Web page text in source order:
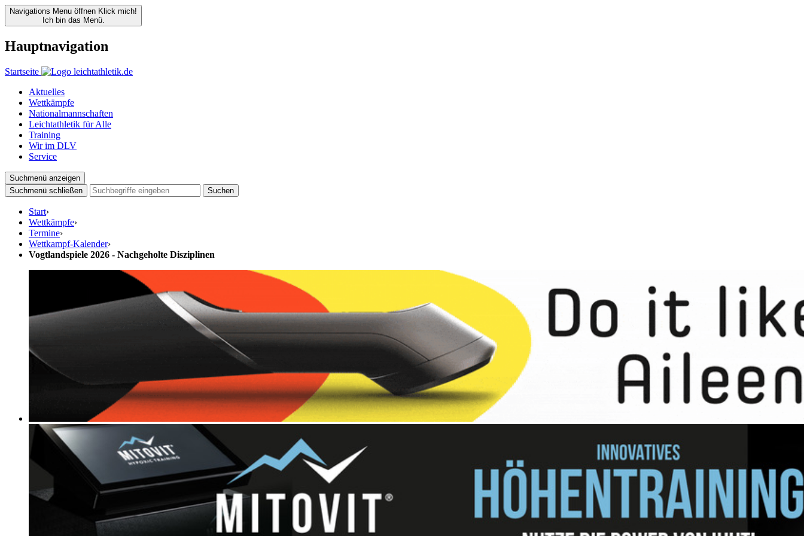
Navigations Menu öffnen Klick mich!
Ich bin das Menü.
Hauptnavigation
Startseite
Aktuelles
Wettkämpfe
Nationalmannschaften
Leichtathletik für Alle
Training
Wir im DLV
Service
Suchmenü anzeigen
Suchmenü schließen
Suchen
Start›
Wettkämpfe›
Termine›
Wettkampf-Kalender›
Vogtlandspiele 2026 - Nachgeholte Disziplinen